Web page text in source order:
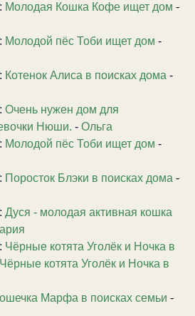
Молодая Кошка Кофе ищет дом -
Молодой пёс Тоби ищет дом -
Котенок Алиса в поисках дома -
Очень нужен дом для
Нюши. - Ольга
Молодой пёс Тоби ищет дом -
Поросток Блэки в поисках дома -
Дуся - молодая активная кошка
Чёрные котята Уголёк и Ночка в
Чёрные котята Уголёк и Ночка в
Марфа в поисках семьи -